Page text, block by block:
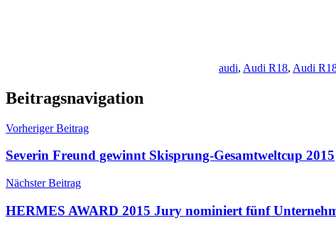
audi, Audi R18, Audi
Beitragsnavigation
Vorheriger Beitrag
Severin Freund gewinnt Skisprung-Gesamtweltcup 2015
Nächster Beitrag
HERMES AWARD 2015 Jury nominiert fünf